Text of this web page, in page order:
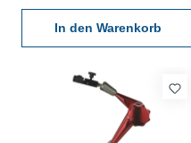
Art.-Nr. 208.109.5 -
Gesamthöhe: 278 mm
In den Warenkorb